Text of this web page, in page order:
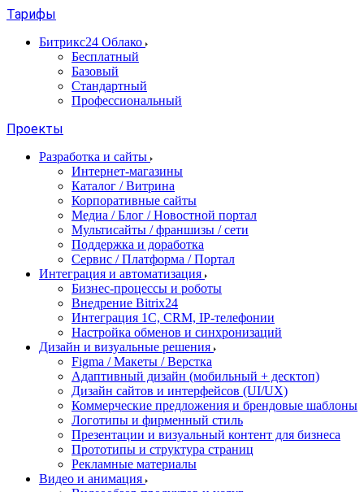
Тарифы
Битрикс24 Облако
Бесплатный
Базовый
Стандартный
Профессиональный
Проекты
Разработка и сайты
Интернет-магазины
Каталог / Витрина
Корпоративные сайты
Медиа / Блог / Новостной портал
Мультисайты / франшизы / сети
Поддержка и доработка
Сервис / Платформа / Портал
Интеграция и автоматизация
Бизнес-процессы и роботы
Внедрение Bitrix24
Интеграция 1С, CRM, IP-телефонии
Настройка обменов и синхронизаций
Дизайн и визуальные решения
Figma / Макеты / Верстка
Адаптивный дизайн (мобильный + десктоп)
Дизайн сайтов и интерфейсов (UI/UX)
Коммерческие предложения и брендовые шаблоны
Логотипы и фирменный стиль
Презентации и визуальный контент для бизнеса
Прототипы и структура страниц
Рекламные материалы
Видео и анимация